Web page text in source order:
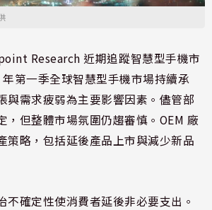
Research 近期追蹤智慧型手機市
第一季全球智慧型手機市場持續承
與需求疲弱為主要影響因素。儘管部
，但整體市場氛圍仍趨審慎。OEM 廠
策略，包括延後產品上市與減少新品
不確定性使消費者延後非必要支出。